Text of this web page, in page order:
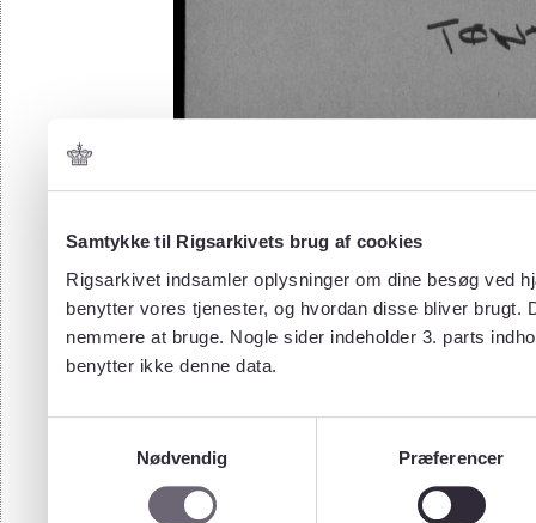
Samtykke til Rigsarkivets brug af cookies
Rigsarkivet indsamler oplysninger om dine besøg ved
benytter vores tjenester, og hvordan disse bliver
nemmere at bruge. Nogle sider indeholder 3. parts
benytter ikke denne data.
Nødvendig
Præferencer